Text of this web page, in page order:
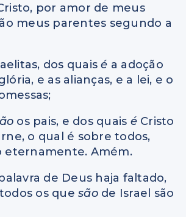
por amor de meus
meus parentes segundo a
dos quaisé a adoção
e as alianças, e a lei, e o
os pais, e dos quais é Cristo
o qual é sobre todos,
eternamente. Amém.
de Deus haja faltado,
os que são de Israel são